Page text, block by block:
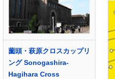
薗頭・萩原クロスカップリ
ング Sonogashira-
Hagihara Cross